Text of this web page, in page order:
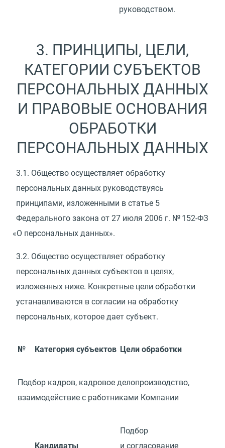
руководством.
3. ПРИНЦИПЫ, ЦЕЛИ,
КАТЕГОРИИ СУБЪЕКТОВ
ПЕРСОНАЛЬНЫХ ДАННЫХ
И ПРАВОВЫЕ ОСНОВАНИЯ
ОБРАБОТКИ
ПЕРСОНАЛЬНЫХ ДАННЫХ
3.1. Общество осуществляет обработку
персональных данных руководствуясь
принципами, изложенными в статье 5
Федерального закона от 27 июля 2006 г. № 152-ФЗ
«О персональных данных».
3.2. Общество осуществляет обработку
персональных данных субъектов в целях,
изложенных ниже. Конкретные цели обработки
устанавливаются в согласии на обработку
персональных, которое дает субъект.
№ Категория субъектов Цели обработки
Подбор кадров, кадровое делопроизводство,
взаимодействие с работниками Компании
Кандидаты
Подбор
и согласование